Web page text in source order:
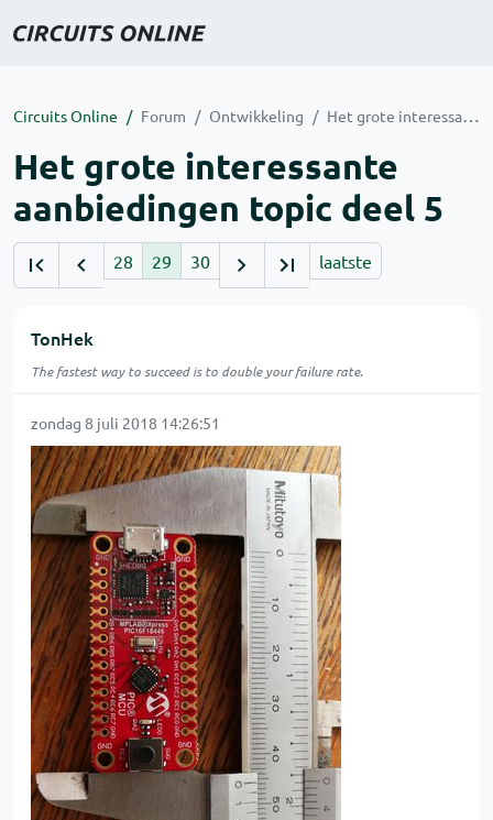
Circuits Online Forum Ontwikkeling Het grote interessante aanbiedingen topic deel 5
Het grote interessante
aanbiedingen topic deel 5
28 29 30 laatste
TonHek
The fastest way to succeed is to double your failure rate.
zondag 8 juli 2018 14:26:51